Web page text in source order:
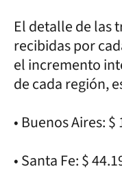
El detalle de las
recibidas por
el incremento
de cada región,
• Buenos Aires:
• Santa Fe: $